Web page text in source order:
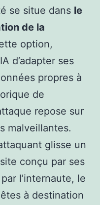
se situe dans le
de la
option,
d’adapter ses
propres à
de
repose sur
malveillantes.
glisse un
conçu par ses
l’internaute, le
à destination